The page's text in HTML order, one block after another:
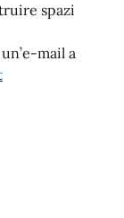
spazi
mail a